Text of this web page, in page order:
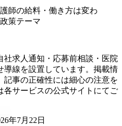
社求人通知・応募前相談・医院
導線を設置しています。掲載情
事の正確性には細心の注意を
各サービスの公式サイトにてご
年7月22日